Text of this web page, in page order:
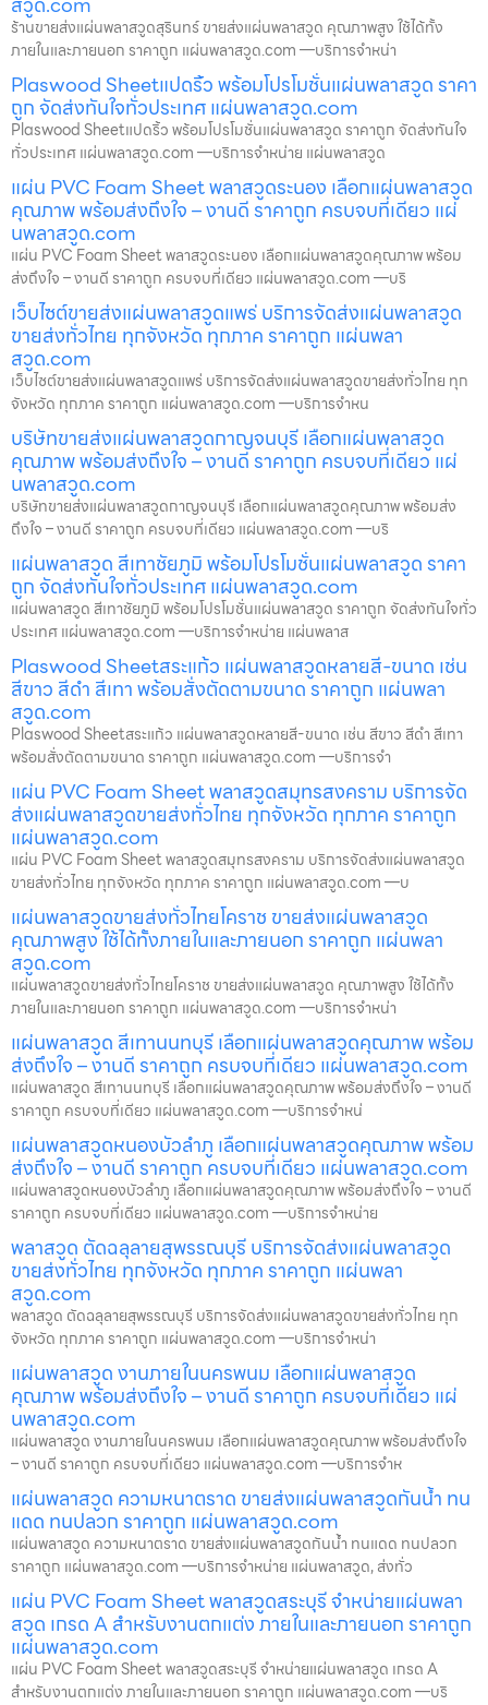
ร้านขายส่งแผ่นพลาสวูดสุรินทร์ ขายส่งแผ่นพลาสวูด คุณภาพสูง ใช้ได้ทั้ง
ภายในและภายนอก ราคาถูก แผ่นพลาสวูด.com —บริการจำหน่า
Plaswood Sheetแปดริ้ว พร้อมโปรโมชั่นแผ่นพลาสวูด ราคา
ถูก จัดส่งทันใจทั่วประเทศ แผ่นพลาสวูด.com
Plaswood Sheetแปดริ้ว พร้อมโปรโมชั่นแผ่นพลาสวูด ราคาถูก จัดส่งทันใจ
ทั่วประเทศ แผ่นพลาสวูด.com —บริการจำหน่าย แผ่นพลาสวูด
แผ่น PVC Foam Sheet พลาสวูดระนอง เลือกแผ่นพลาสวูด
คุณภาพ พร้อมส่งถึงใจ – งานดี ราคาถูก ครบจบที่เดียว แผ่
นพลาสวูด.com
แผ่น PVC Foam Sheet พลาสวูดระนอง เลือกแผ่นพลาสวูดคุณภาพ พร้อม
ส่งถึงใจ – งานดี ราคาถูก ครบจบที่เดียว แผ่นพลาสวูด.com —บริ
เว็บไซต์ขายส่งแผ่นพลาสวูดแพร่ บริการจัดส่งแผ่นพลาสวูด
ขายส่งทั่วไทย ทุกจังหวัด ทุกภาค ราคาถูก แผ่นพลา
สวูด.com
เว็บไซต์ขายส่งแผ่นพลาสวูดแพร่ บริการจัดส่งแผ่นพลาสวูดขายส่งทั่วไทย ทุก
จังหวัด ทุกภาค ราคาถูก แผ่นพลาสวูด.com —บริการจำหน
บริษัทขายส่งแผ่นพลาสวูดกาญจนบุรี เลือกแผ่นพลาสวูด
คุณภาพ พร้อมส่งถึงใจ – งานดี ราคาถูก ครบจบที่เดียว แผ่
นพลาสวูด.com
บริษัทขายส่งแผ่นพลาสวูดกาญจนบุรี เลือกแผ่นพลาสวูดคุณภาพ พร้อมส่ง
ถึงใจ – งานดี ราคาถูก ครบจบที่เดียว แผ่นพลาสวูด.com —บริ
แผ่นพลาสวูด สีเทาชัยภูมิ พร้อมโปรโมชั่นแผ่นพลาสวูด ราคา
ถูก จัดส่งทันใจทั่วประเทศ แผ่นพลาสวูด.com
แผ่นพลาสวูด สีเทาชัยภูมิ พร้อมโปรโมชั่นแผ่นพลาสวูด ราคาถูก จัดส่งทันใจทั่ว
ประเทศ แผ่นพลาสวูด.com —บริการจำหน่าย แผ่นพลาส
Plaswood Sheetสระแก้ว แผ่นพลาสวูดหลายสี-ขนาด เช่น
สีขาว สีดำ สีเทา พร้อมสั่งตัดตามขนาด ราคาถูก แผ่นพลา
สวูด.com
Plaswood Sheetสระแก้ว แผ่นพลาสวูดหลายสี-ขนาด เช่น สีขาว สีดำ สีเทา
พร้อมสั่งตัดตามขนาด ราคาถูก แผ่นพลาสวูด.com —บริการจำ
แผ่น PVC Foam Sheet พลาสวูดสมุทรสงคราม บริการจัด
ส่งแผ่นพลาสวูดขายส่งทั่วไทย ทุกจังหวัด ทุกภาค ราคาถูก
แผ่นพลาสวูด.com
แผ่น PVC Foam Sheet พลาสวูดสมุทรสงคราม บริการจัดส่งแผ่นพลาสวูด
ขายส่งทั่วไทย ทุกจังหวัด ทุกภาค ราคาถูก แผ่นพลาสวูด.com —บ
แผ่นพลาสวูดขายส่งทั่วไทยโคราช ขายส่งแผ่นพลาสวูด
คุณภาพสูง ใช้ได้ทั้งภายในและภายนอก ราคาถูก แผ่นพลา
สวูด.com
แผ่นพลาสวูดขายส่งทั่วไทยโคราช ขายส่งแผ่นพลาสวูด คุณภาพสูง ใช้ได้ทั้ง
ภายในและภายนอก ราคาถูก แผ่นพลาสวูด.com —บริการจำหน่า
แผ่นพลาสวูด สีเทานนทบุรี เลือกแผ่นพลาสวูดคุณภาพ พร้อม
ส่งถึงใจ – งานดี ราคาถูก ครบจบที่เดียว แผ่นพลาสวูด.com
แผ่นพลาสวูด สีเทานนทบุรี เลือกแผ่นพลาสวูดคุณภาพ พร้อมส่งถึงใจ – งานดี
ราคาถูก ครบจบที่เดียว แผ่นพลาสวูด.com —บริการจำหน่
แผ่นพลาสวูดหนองบัวลำภู เลือกแผ่นพลาสวูดคุณภาพ พร้อม
ส่งถึงใจ – งานดี ราคาถูก ครบจบที่เดียว แผ่นพลาสวูด.com
แผ่นพลาสวูดหนองบัวลำภู เลือกแผ่นพลาสวูดคุณภาพ พร้อมส่งถึงใจ – งานดี
ราคาถูก ครบจบที่เดียว แผ่นพลาสวูด.com —บริการจำหน่าย
พลาสวูด ตัดฉลุลายสุพรรณบุรี บริการจัดส่งแผ่นพลาสวูด
ขายส่งทั่วไทย ทุกจังหวัด ทุกภาค ราคาถูก แผ่นพลา
สวูด.com
พลาสวูด ตัดฉลุลายสุพรรณบุรี บริการจัดส่งแผ่นพลาสวูดขายส่งทั่วไทย ทุก
จังหวัด ทุกภาค ราคาถูก แผ่นพลาสวูด.com —บริการจำหน่า
แผ่นพลาสวูด งานภายในนครพนม เลือกแผ่นพลาสวูด
คุณภาพ พร้อมส่งถึงใจ – งานดี ราคาถูก ครบจบที่เดียว แผ่
นพลาสวูด.com
แผ่นพลาสวูด งานภายในนครพนม เลือกแผ่นพลาสวูดคุณภาพ พร้อมส่งถึงใจ
– งานดี ราคาถูก ครบจบที่เดียว แผ่นพลาสวูด.com —บริการจำห
แผ่นพลาสวูด ความหนาตราด ขายส่งแผ่นพลาสวูดกันน้ำ ทน
แดด ทนปลวก ราคาถูก แผ่นพลาสวูด.com
แผ่นพลาสวูด ความหนาตราด ขายส่งแผ่นพลาสวูดกันน้ำ ทนแดด ทนปลวก
ราคาถูก แผ่นพลาสวูด.com —บริการจำหน่าย แผ่นพลาสวูด, ส่งทั่ว
แผ่น PVC Foam Sheet พลาสวูดสระบุรี จำหน่ายแผ่นพลา
สวูด เกรด A สำหรับงานตกแต่ง ภายในและภายนอก ราคาถูก
แผ่นพลาสวูด.com
แผ่น PVC Foam Sheet พลาสวูดสระบุรี จำหน่ายแผ่นพลาสวูด เกรด A
สำหรับงานตกแต่ง ภายในและภายนอก ราคาถูก แผ่นพลาสวูด.com —บริ